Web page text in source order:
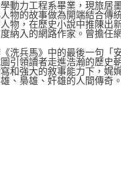
動力工程系畢業，現旅居
物的故事做為開端結合傳
物，在歷史小說中推陳出
納入的網路作家。曾擔任
洗兵馬》中的最後一句「
引領讀者走進浩瀚的歷史
和強大的敘事能力下，娓
、梟雄、奸雄的人間傳奇。